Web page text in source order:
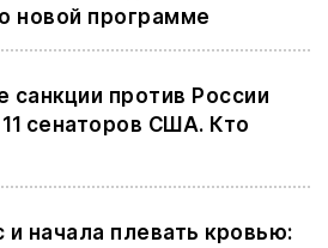
новой программе
санкции против России
сенаторов США. Кто
и начала плевать кровью: